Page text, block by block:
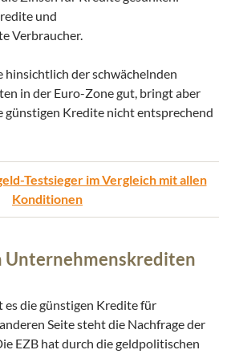
und
Verbraucher.
hinsichtlich der schwächelnden
in der Euro-Zone gut, bringt aber
günstigen Kredite nicht entsprechend
Testsieger im Vergleich mit allen
Konditionen
Unternehmenskrediten
es die günstigen Kredite für
Seite steht die Nachfrage der
EZB hat durch die geldpolitischen